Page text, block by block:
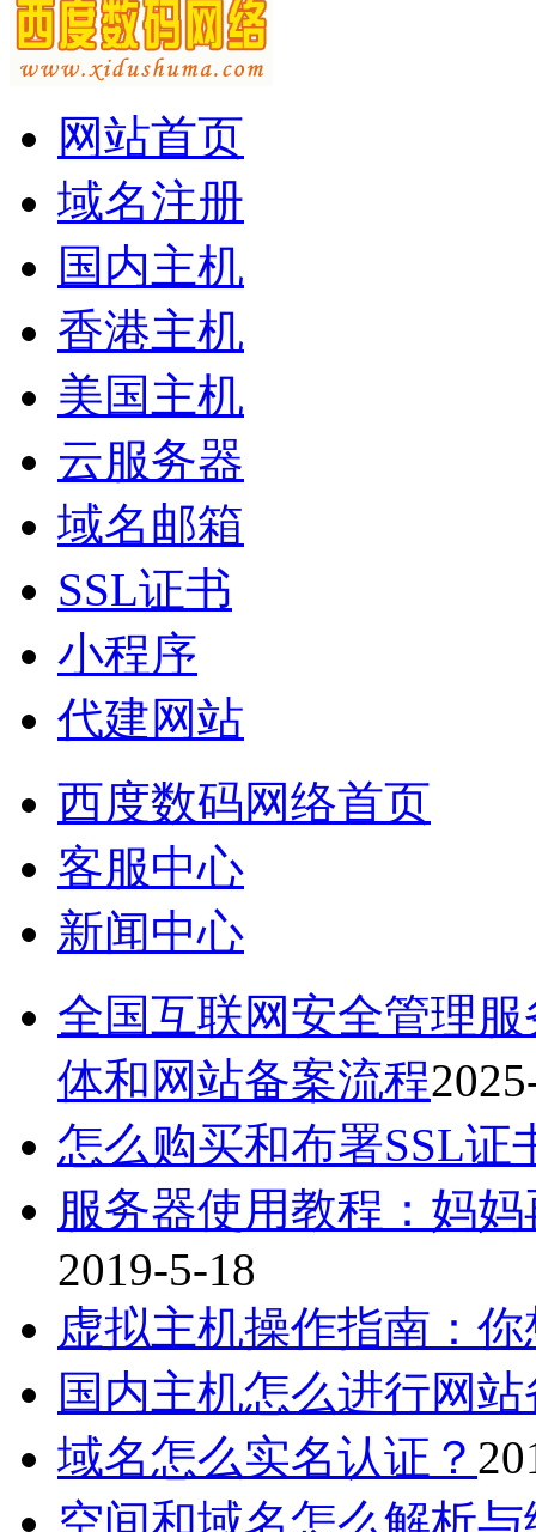
网站首页
域名注册
国内主机
香港主机
美国主机
云服务器
域名邮箱
SSL证书
小程序
代建网站
西度数码网络首页
客服中心
新闻中心
全国互联网安全管理
体和网站备案流程
怎么购买和布署SSL证
服务器使用教程：妈
2019-5-18
虚拟主机操作指南：
国内主机怎么进行网
域名怎么实名认证？